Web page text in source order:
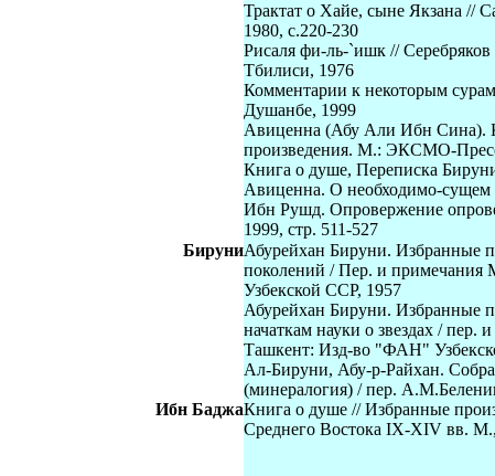
Трактат о Хайе, сыне Якзана //
1980, с.220-230
Рисаля фи-ль-`ишк //
Тбилиси, 1976
Комментарии к некоторым
Душанбе, 1999
Авиценна (Абу Али Ибн Сина).
произведения. М.: ЭКСМО-
Книга о душе, Переписка
Авиценна. О необходимо-
Ибн Рушд. Опровержение
1999, стр. 511-527
БируниАбурейхан Бируни. Избранные
поколений / Пер. и
Узбекской ССР, 1957
Абурейхан Бируни. Избранные
начаткам науки о звездах /
Ташкент: Изд-во "ФАН"
Ал-Бируни, Абу-р-Райхан.
(минералогия) / пер.
Ибн БаджаКнига о душе // Избранные
Среднего Востока IX-XIV вв.